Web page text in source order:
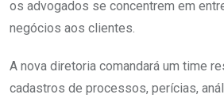
os advogados se concentrem em
negócios aos clientes.
A nova diretoria comandará um time
cadastros de processos, perícias,